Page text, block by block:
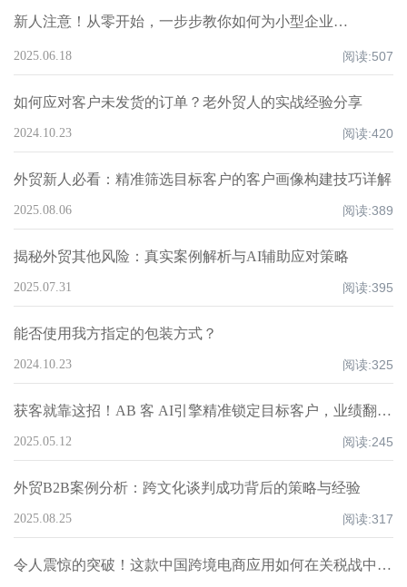
新人注意！从零开始，一步步教你如何为小型企业打造全球品牌曝光体系！
2025.06.18 阅读:507
如何应对客户未发货的订单？老外贸人的实战经验分享
2024.10.23 阅读:420
外贸新人必看：精准筛选目标客户的客户画像构建技巧详解
2025.08.06 阅读:389
揭秘外贸其他风险：真实案例解析与AI辅助应对策略
2025.07.31 阅读:395
能否使用我方指定的包装方式？
2024.10.23 阅读:325
获客就靠这招！AB 客 AI引擎精准锁定目标客户，业绩翻倍不是梦！
2025.05.12 阅读:245
外贸B2B案例分析：跨文化谈判成功背后的策略与经验
2025.08.25 阅读:317
令人震惊的突破！这款中国跨境电商应用如何在关税战中在美国市场蓬勃发展